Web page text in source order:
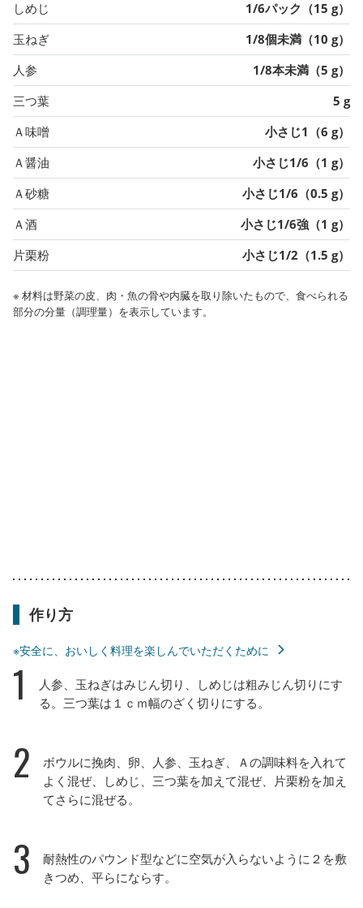
しめじ
1/6パック（15 g）
玉ねぎ
1/8個未満（10 g）
人参
1/8本未満（5 g）
三つ葉
5 g
Ａ味噌
小さじ1（6 g）
Ａ醤油
小さじ1/6（1 g）
Ａ砂糖
小さじ1/6（0.5 g）
Ａ酒
小さじ1/6強（1 g）
片栗粉
小さじ1/2（1.5 g）
※ 材料は野菜の皮、肉・魚の骨や内臓を取り除いたもので、食べられる
部分の分量（調理量）を表示しています。
作り方
※安全に、おいしく料理を楽しんでいただくために
1
人参、玉ねぎはみじん切り、しめじは粗みじん切りにす
る。三つ葉は１ｃｍ幅のざく切りにする。
2
ボウルに挽肉、卵、人参、玉ねぎ、Ａの調味料を入れて
よく混ぜ、しめじ、三つ葉を加えて混ぜ、片栗粉を加え
てさらに混ぜる。
3
耐熱性のパウンド型などに空気が入らないように２を敷
きつめ、平らにならす。